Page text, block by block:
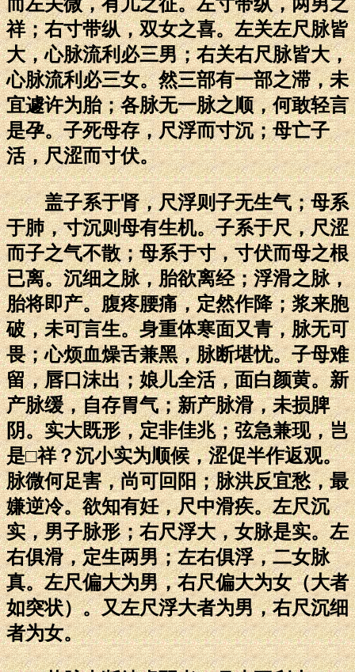
祥；右寸带纵，双女之喜。左关左尺脉皆
大，心脉流利必三男；右关右尺脉皆大，
心脉流利必三女。然三部有一部之滞，未
宜遽许为胎；各脉无一脉之顺，何敢轻言
是孕。子死母存，尺浮而寸沉；母亡子
活，尺涩而寸伏。
盖子系于肾，尺浮则子无生气；母系
于肺，寸沉则母有生机。子系于尺，尺涩
而子之气不散；母系于寸，寸伏而母之根
已离。沉细之脉，胎欲离经；浮滑之脉，
胎将即产。腹疼腰痛，定然作降；浆来胞
破，未可言生。身重体寒面又青，脉无可
畏；心烦血燥舌兼黑，脉断堪忧。子母难
留，唇口沫出；娘儿全活，面白颜黄。新
产脉缓，自存胃气；新产脉滑，未损脾
阴。实大既形，定非佳兆；弦急兼现，岂
是□祥？沉小实为顺候，涩促半作返观。
脉微何足害，尚可回阳；脉洪反宜愁，最
嫌逆冷。欲知有妊，尺中滑疾。左尺沉
实，男子脉形；右尺浮大，女脉是实。左
右俱滑，定生两男；左右俱浮，二女脉
真。左尺偏大为男，右尺偏大为女（大者
如突状）。又左尺浮大者为男，右尺沉细
者为女。